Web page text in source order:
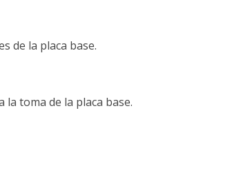
de la placa base.
la toma de la placa base.